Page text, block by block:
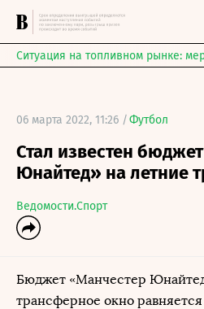
Ситуация на топливном рынке:
06 марта 2022, 11:26 /Футбол
Стал известен
Юнайтед» на летние
Ведомости.Спорт
Бюджет «Манчестер
трансферное окно